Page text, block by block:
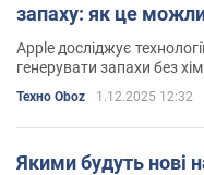
запаху: як це
Apple досліджує
генерувати запахи без
Техно Oboz 1.12.2025 12:32
Якими будуть нові